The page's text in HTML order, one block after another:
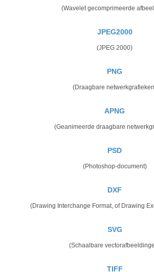
(Wavelet gecomprimeerde
JPEG2000
(JPEG 2000)
PNG
(Draagbare
APNG
(Geanimeerde draagbare
PSD
(Photoshop-document)
DXF
(Drawing Interchange Format, of Drawing
SVG
(Schaalbare
TIFF